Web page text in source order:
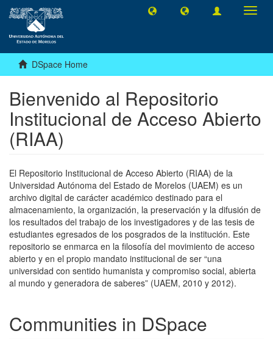
DSpace Home
Bienvenido al Repositorio
Institucional de Acceso Abierto
(RIAA)
El Repositorio Institucional de Acceso Abierto (RIAA) de la
Universidad Autónoma del Estado de Morelos (UAEM) es un
archivo digital de carácter académico destinado para el
almacenamiento, la organización, la preservación y la difusión de
los resultados del trabajo de los investigadores y de las tesis de
estudiantes egresados de los posgrados de la institución. Este
repositorio se enmarca en la filosofía del movimiento de acceso
abierto y en el propio mandato institucional de ser “una
universidad con sentido humanista y compromiso social, abierta
al mundo y generadora de saberes” (UAEM, 2010 y 2012).
Communities in DSpace